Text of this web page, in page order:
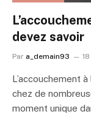
devez savoir
Par a_demain93
L’accouchement
chez de
moment unique